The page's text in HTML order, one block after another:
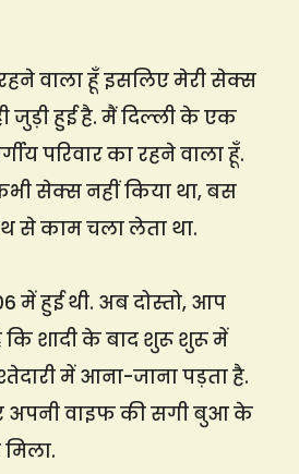
वाला हूँ इसलिए मेरी सेक्स
जुड़ी हुई है. मैं दिल्ली के एक
परिवार का रहने वाला हूँ.
सेक्स नहीं किया था, बस
से काम चला लेता था.
में हुई थी. अब दोस्तो, आप
कि शादी के बाद शुरू शुरू में
में आना-जाना पड़ता है.
अपनी वाइफ की सगी बुआ के